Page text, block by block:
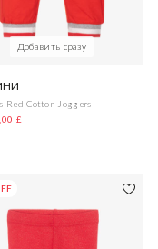
Добавить сразу
Red Cotton Joggers
£